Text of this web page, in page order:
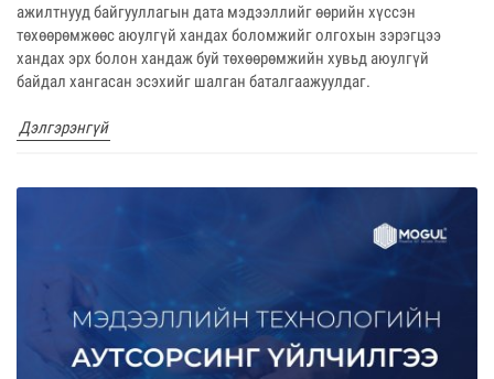
ажилтнууд байгууллагын дата мэдээллийг өөрийн хүссэн
төхөөрөмжөөс аюулгүй хандах боломжийг олгохын зэрэгцээ
хандах эрх болон хандаж буй төхөөрөмжийн хувьд аюулгүй
байдал хангасан эсэхийг шалган баталгаажуулдаг.
Дэлгэрэнгүй